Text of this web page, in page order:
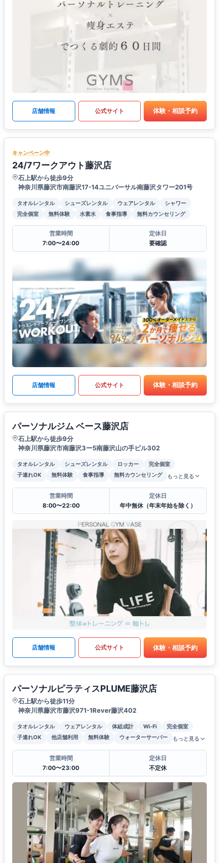
店舗情報 公式サイト 体験・相談予約
キャンペーン中
24/7ワークアウト藤沢店
石上駅から徒歩9分
神奈川県藤沢市南藤沢17-14ユニバーサル南藤沢タワー201号
タオルレンタル シューズレンタル ウェアレンタル
シャワー
完全個室
無料体験 水素水 食事指導 無料カウンセリング
営業時間
7:00〜24:00
定休日
要確認
店舗情報 公式サイト 体験・相談予約
パーソナルジム ベース藤沢店
石上駅から徒歩9分
神奈川県藤沢市南藤沢3ー5南藤沢山の手ビル302
タオルレンタル シューズレンタル ロッカー
完全個室
子連れOK
無料体験 食事指導 無料カウンセリング もっと見る
営業時間
8:00〜22:00
定休日
年中無休（年末年始を除く）
店舗情報 公式サイト 体験・相談予約
パーソナルピラティスPLUME藤沢店
石上駅から徒歩11分
神奈川県藤沢市藤沢971-1Rever藤沢402
タオルレンタル ウェアレンタル 体組成計 Wi-Fi
完全個室
子連れOK
他店舗利用 無料体験 ウォーターサーバー もっと見る
営業時間
7:00〜23:00
定休日
不定休